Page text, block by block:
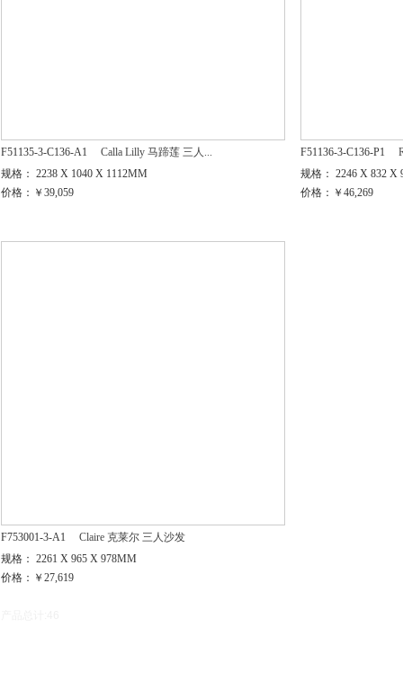
F51135-3-C136-A1
Calla Lilly 马蹄莲 三人...
规格： 2238 X 1040 X 1112MM
价格：￥39,059
F51136-3-C136-P1
规格： 2246 X 832 X
价格：￥46,269
F753001-3-A1
Claire 克莱尔 三人沙发
规格： 2261 X 965 X 978MM
价格：￥27,619